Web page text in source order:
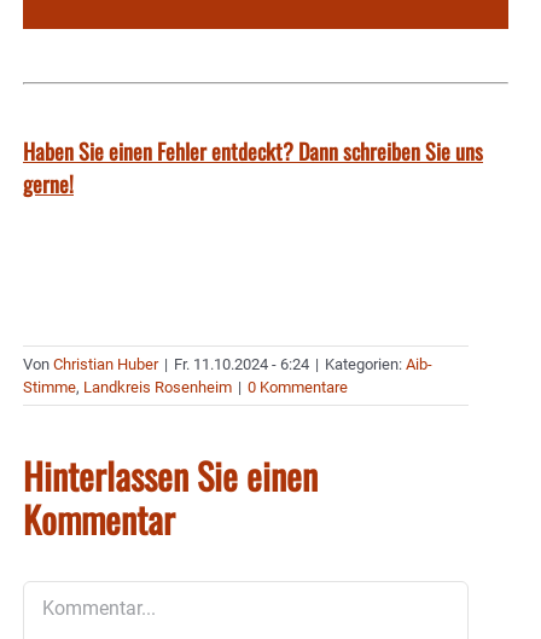
Haben Sie einen Fehler entdeckt? Dann schreiben Sie uns
gerne!
Von Christian Huber | Fr. 11.10.2024 - 6:24 | Kategorien: Aib-
Stimme, Landkreis Rosenheim | 0 Kommentare
Hinterlassen Sie einen
Kommentar